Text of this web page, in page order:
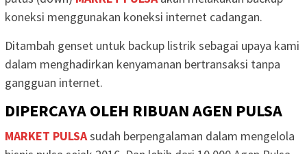
koneksi menggunakan koneksi internet cadangan.
Ditambah genset untuk backup listrik sebagai upaya kami
dalam menghadirkan kenyamanan bertransaksi tanpa
gangguan internet.
DIPERCAYA OLEH RIBUAN AGEN PULSA
MARKET PULSAsudah berpengalaman dalam mengelola